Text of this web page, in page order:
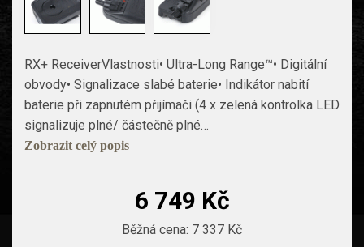
RX+ ReceiverVlastnosti• Ultra-Long Range™• Digitální
obvody• Signalizace slabé baterie• Indikátor nabití
baterie při zapnutém přijímači (4 x zelená kontrolka LED
signalizuje plné/ částečně plné…
Zobrazit celý popis
6 749 Kč
Běžná cena: 7 337 Kč